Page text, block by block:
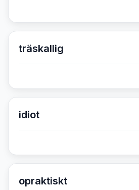
träskallig
idiot
opraktiskt